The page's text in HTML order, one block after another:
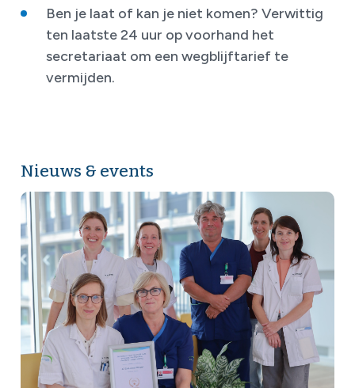
Ben je laat of kan je niet komen? Verwittig
ten laatste 24 uur op voorhand het
secretariaat om een wegblijftarief te
vermijden.
Nieuws & events